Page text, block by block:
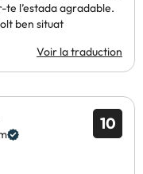
te l’estada agradable.
ben situat
Voir la traduction
10